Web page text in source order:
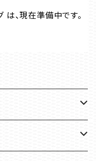
は、現在準備中です。